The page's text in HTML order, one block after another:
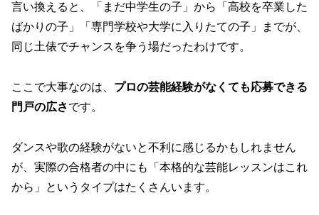
言い換えると、「まだ中学生の子」から「高校を卒業した
ばかりの子」「専門学校や大学に入りたての子」までが、
同じ土俵でチャンスを争う場だったわけです。
ここで大事なのは、 プロの芸能経験がなくても応募できる
門戸の広さです。
ダンスや歌の経験がないと不利に感じるかもしれません
が、実際の合格者の中にも「本格的な芸能レッスンはこれ
から」というタイプはたくさんいます。